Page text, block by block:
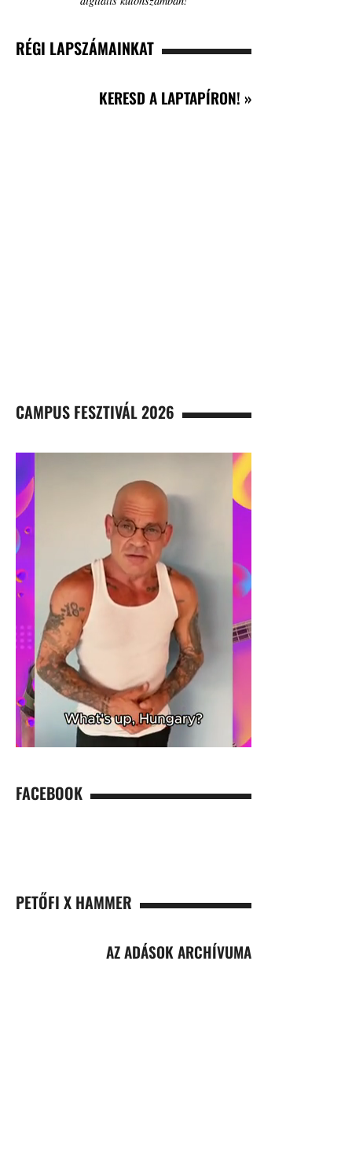
RÉGI LAPSZÁMAINKAT
KERESD A LAPTAPÍRON! »
CAMPUS FESZTIVÁL 2026
FACEBOOK
PETŐFI X HAMMER
AZ ADÁSOK ARCHÍVUMA